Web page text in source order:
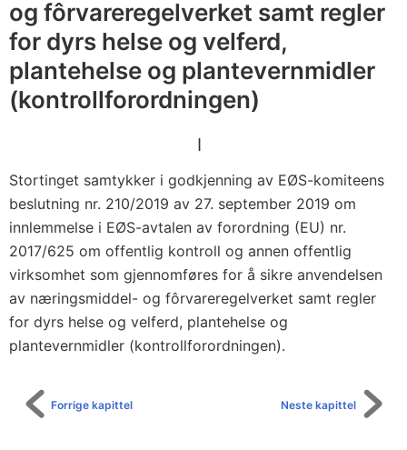
o
f
f
e
i
g
k
o
n
t
r
og fôrvareregelverket samt regler
for dyrs helse og velferd,
plantehelse og plantevernmidler
(kontrollforordningen)
I
Stortinget samtykker i godkjenning av EØS-komiteens
beslutning nr. 210/2019 av 27. september 2019 om
innlemmelse i EØS-avtalen av forordning (EU) nr.
2017/625 om offentlig kontroll og annen offentlig
virksomhet som gjennomføres for å sikre anvendelsen
av næringsmiddel- og fôrvareregelverket samt regler
for dyrs helse og velferd, plantehelse og
plantevernmidler (kontrollforordningen).
Neste kapittel
Forrige kapittel